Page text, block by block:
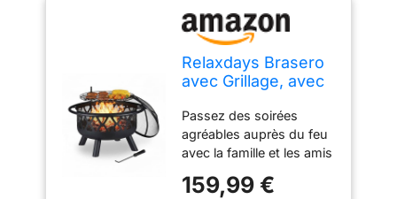
Relaxdays Brasero
avec Grillage, avec
étincelles &
tisonnier, terrasse,
D 75 cm, Jardin et
terrasse, Noir
Passez des soirées
agréables auprès du feu
avec la famille et les amis
réglable en hauteur pour
159,99 €